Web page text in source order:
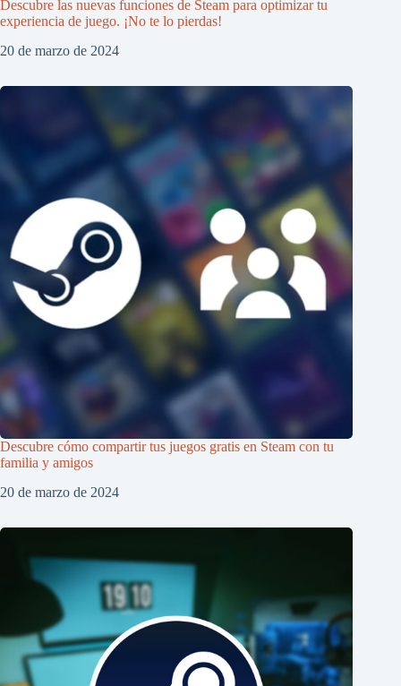
Descubre las nuevas funciones de Steam para optimizar tu
experiencia de juego. ¡No te lo pierdas!
20 de marzo de 2024
Descubre cómo compartir tus juegos gratis en Steam con tu
familia y amigos
20 de marzo de 2024